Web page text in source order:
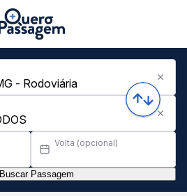
Volta (opcional)
Buscar Passagem